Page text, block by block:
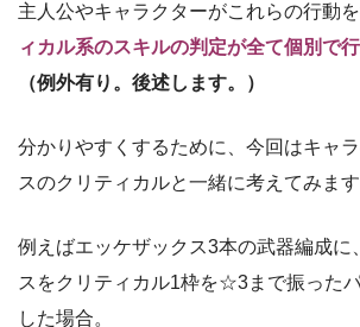
主人公やキャラクターがこれらの行動を
ィカル系のスキルの判定が全て個別で行
（例外有り。後述します。）
分かりやすくするために、今回はキャ
スのクリティカルと一緒に考えてみます
例えばエッケザックス3本の武器編成に
スをクリティカル1枠を☆3まで振った
した場合。